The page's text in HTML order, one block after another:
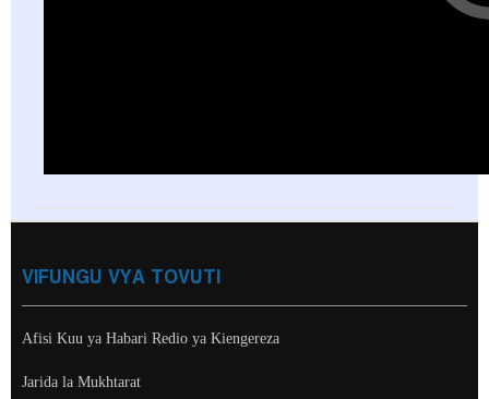
VIFUNGU VYA TOVUTI
Afisi Kuu ya Habari Redio ya Kiengereza
Jarida la Mukhtarat